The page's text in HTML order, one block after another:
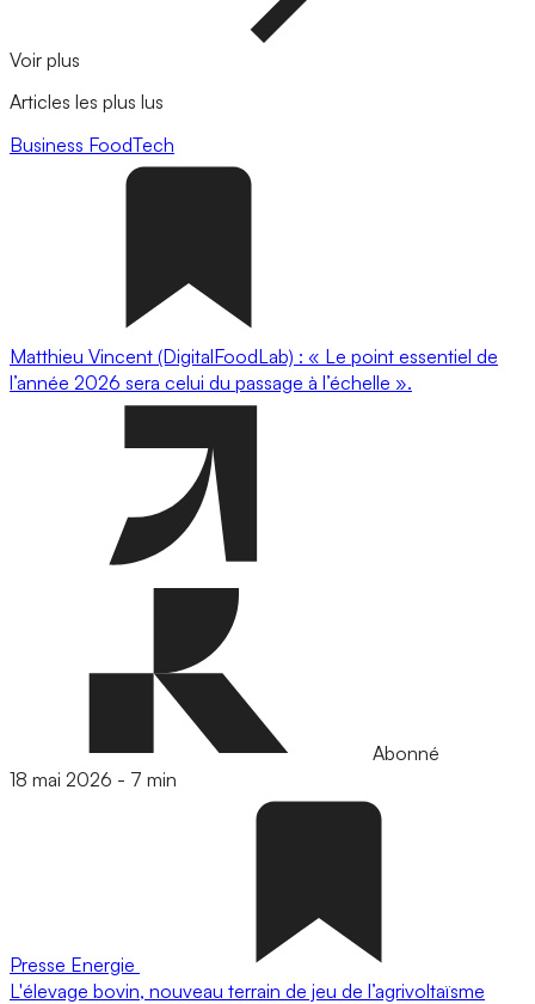
Voir plus
Articles les plus lus
Business FoodTech
Matthieu Vincent (DigitalFoodLab) : « Le point essentiel de
l’année 2026 sera celui du passage à l’échelle ».
Abonné
18 mai 2026 - 7 min
Presse Energie
L'élevage bovin, nouveau terrain de jeu de l’agrivoltaïsme